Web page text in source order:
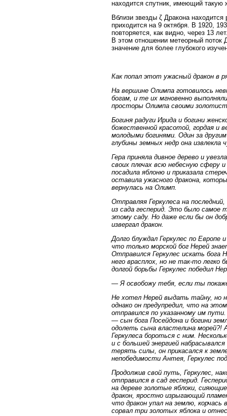
находится спутник, имеющий такую
Вблизи звезды ζ Дракона
приходится на 9 октября. В 1920,
повторяется, как видно, через 13
В этом отношении метеорный
значение для более глубокого
Как попал этот ужасный дракон в
На вершине Олимпа готовилось
богам, и те их мгновенно
просторы Олимпа своими
Богиня радуги Ирида и богини
божественной красотой, гордая и
молодыми богинями. Один за
глубины земных недр она извлекла
Гера приняла дивное дерево и
своих плечах всю небесную сферу
посадила яблоню и приказала
оставила ужасного дракона,
вернулась на Олимп.
Отправляя Геркулеса на
из сада гесперид. Это было самое
этому саду. Но даже если бы он
извергал дракон.
Долго блуждал Геркулес по Европе
что только морской бог Нерей
Отправился Геркулес искать бога
него врасплох, но не так-то
долгой борьбы Геркулес победил
— Я освобожу тебя, если ты
Не хотел Нерей выдать тайну, но
однако он предупредил, что на
отправился по указанному им
— сын бога Посейдона и богини
одолеть сына властелина морей?!
Геркулеса бороться с ним.
и с большей энергией
терять силы, он прикасался к
непобедимости Антея, Геркулес
Продолжив свой путь, Геркулес,
отправился в сад гесперид.
на дереве золотые яблоки,
дракон, яростно изрыгающий
что дракон упал на землю, корчась
сорвал три золотых яблока и